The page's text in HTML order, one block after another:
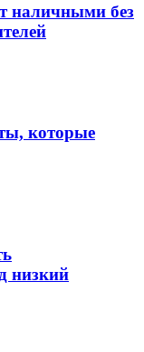
наличными без
которые
низкий